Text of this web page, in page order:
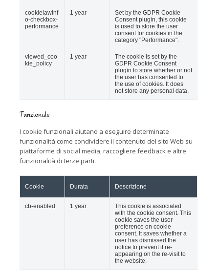
cookielawinf
o-checkbox-
performance
1 year
Set by the GDPR Cookie
Consent plugin, this cookie
is used to store the user
consent for cookies in the
category "Performance".
viewed_coo
kie_policy
1 year
The cookie is set by the
GDPR Cookie Consent
plugin to store whether or not
the user has consented to
the use of cookies. It does
not store any personal data.
Funzionale
I cookie funzionali aiutano a eseguire determinate
funzionalità come condividere il contenuto del sito Web su
piattaforme di social media, raccogliere feedback e altre
funzionalità di terze parti.
Cookie Durata Descrizione
cb-enabled 1 year
This cookie is associated
with the cookie consent. This
cookie saves the user
preference on cookie
consent. It saves whether a
user has dismissed the
notice to prevent it re-
appearing on the re-visit to
the website.